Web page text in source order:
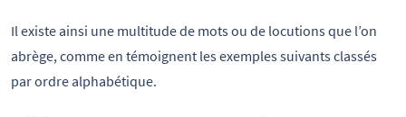
Il existe ainsi une multitude de mots ou de locutions que l’on
abrège, comme en témoignent les exemples suivants classés
par ordre alphabétique.